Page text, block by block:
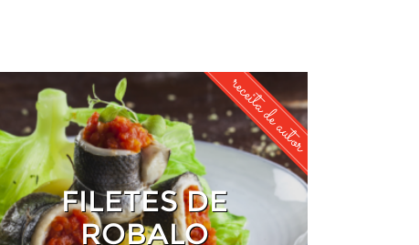
receita de autor
FILETES DE
ROBALO